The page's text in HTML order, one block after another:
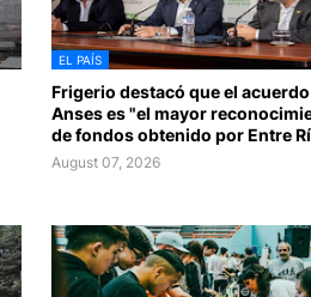
EL PAÍS
Frigerio destacó que el
Anses es "el mayor
de fondos obtenido por Entre
August 07, 2026